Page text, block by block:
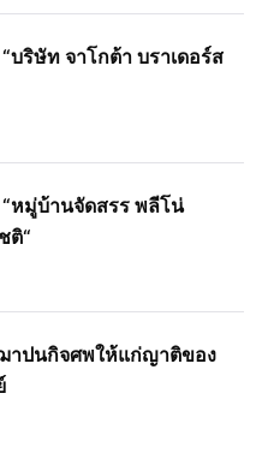
บริษัท จาโกต้า บราเดอร์ส
หมู่บ้านจัดสรร พลีโน่
ติ“
าปนกิจศพให้แก่ญาติของ